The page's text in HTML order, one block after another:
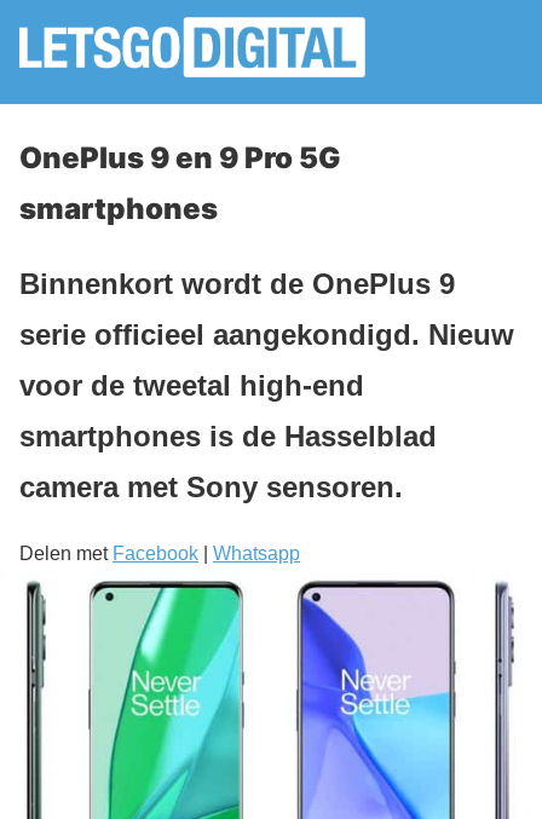
OnePlus 9 en 9 Pro 5G
smartphones
Binnenkort wordt de OnePlus 9
serie officieel aangekondigd. Nieuw
voor de tweetal high-end
smartphones is de Hasselblad
camera met Sony sensoren.
Delen met Facebook Whatsapp